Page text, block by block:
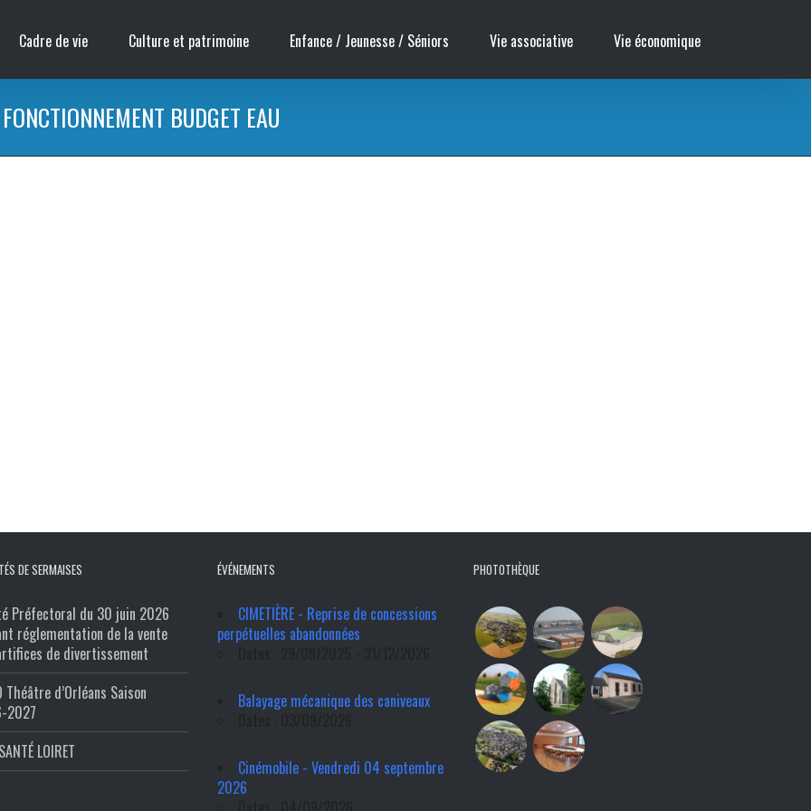
Cadre de vie Culture et patrimoine Enfance / Jeunesse / Séniors Vie associative Vie économique
BUDGET EAU
DE SERMAISES
Préfectoral du 30 juin 2026
réglementation de la vente
de divertissement
Théâtre d’Orléans Saison
2027
LOIRET
ÉVÉNEMENTS
CIMETIÈRE - Reprise de concessions
perpétuelles abandonnées
Balayage mécanique des caniveaux
Cinémobile - Vendredi 04 septembre
2026
PHOTOTHÈQUE